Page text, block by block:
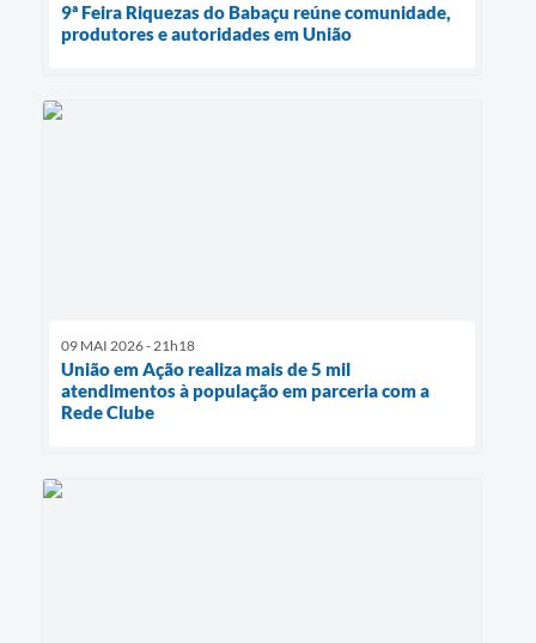
9ª Feira Riquezas do Babaçu reúne comunidade,
produtores e autoridades em União
09 MAI 2026 - 21h18
União em Ação realiza mais de 5 mil
atendimentos à população em parceria com a
Rede Clube